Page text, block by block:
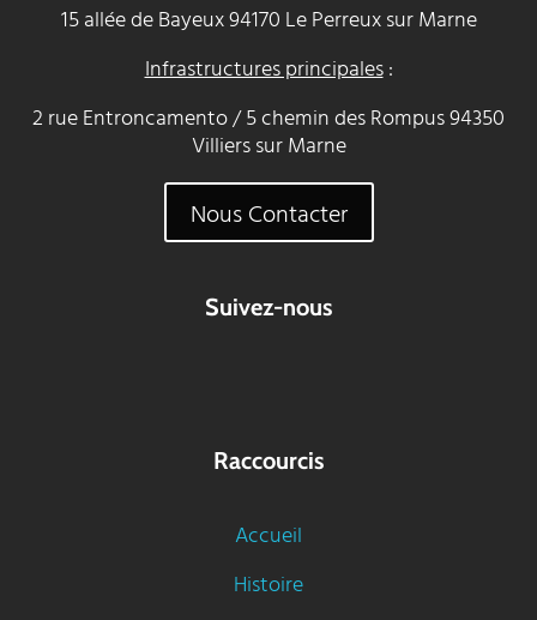
15 allée de Bayeux 94170 Le Perreux sur Marne
Infrastructures principales:
2 rue Entroncamento / 5 chemin des Rompus 94350
Villiers sur Marne
Nous Contacter
Suivez-nous
Raccourcis
Accueil
Histoire